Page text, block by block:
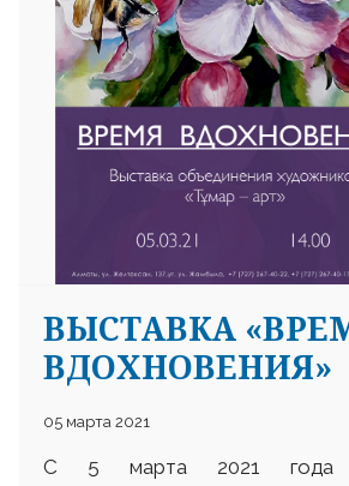
ВЫСТАВКА
ВДОХНОВЕНИЯ»
05 марта 2021
С 5 марта 2021 года